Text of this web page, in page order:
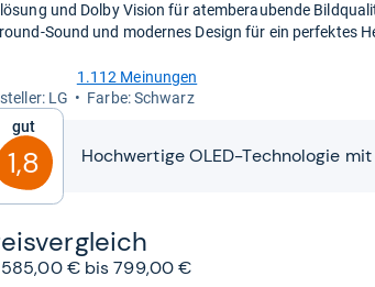
und Dolby Vision für atemberaubende
Sound und modernes Design für ein perfektes
1.112 Meinungen
LG
Farbe: Schwarz
Gut
1,8 Hochwertige OLED-Technologie
€ bis 799,00 €